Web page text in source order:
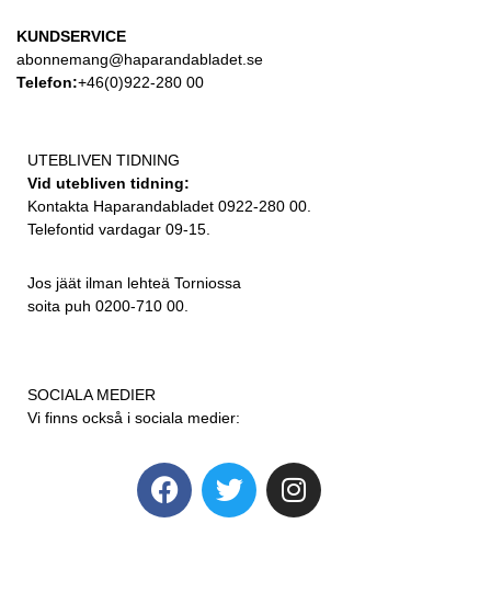
KUNDSERVICE
abonnemang@haparandabladet.se
Telefon:+46(0)922-280 00
UTEBLIVEN TIDNING
Vid utebliven tidning:
Kontakta Haparandabladet 0922-280 00.
Telefontid vardagar 09-15.
Jos jäät ilman lehteä Torniossa
soita puh 0200-710 00.
SOCIALA MEDIER
Vi finns också i sociala medier: